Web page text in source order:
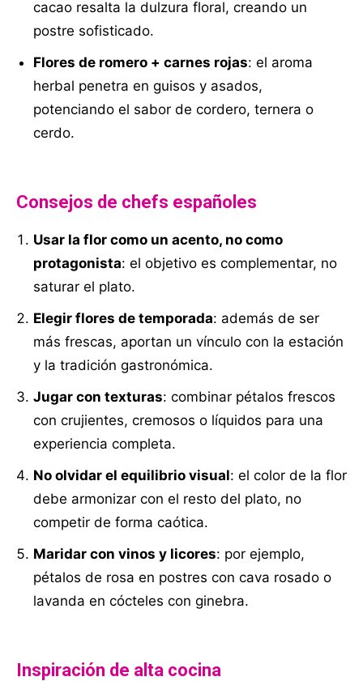
cacao resalta la dulzura floral, creando un
postre sofisticado.
Flores de romero + carnes rojas: el aroma
herbal penetra en guisos y asados,
potenciando el sabor de cordero, ternera o
cerdo.
Consejos de chefs españoles
Usar la flor como un acento, no como
protagonista: el objetivo es complementar, no
saturar el plato.
Elegir flores de temporada: además de ser
más frescas, aportan un vínculo con la estación
y la tradición gastronómica.
Jugar con texturas: combinar pétalos frescos
con crujientes, cremosos o líquidos para una
experiencia completa.
No olvidar el equilibrio visual: el color de la flor
debe armonizar con el resto del plato, no
competir de forma caótica.
Maridar con vinos y licores: por ejemplo,
pétalos de rosa en postres con cava rosado o
lavanda en cócteles con ginebra.
Inspiración de alta cocina